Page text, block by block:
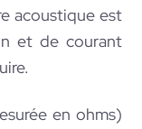
acoustique est
et de courant
en ohms)